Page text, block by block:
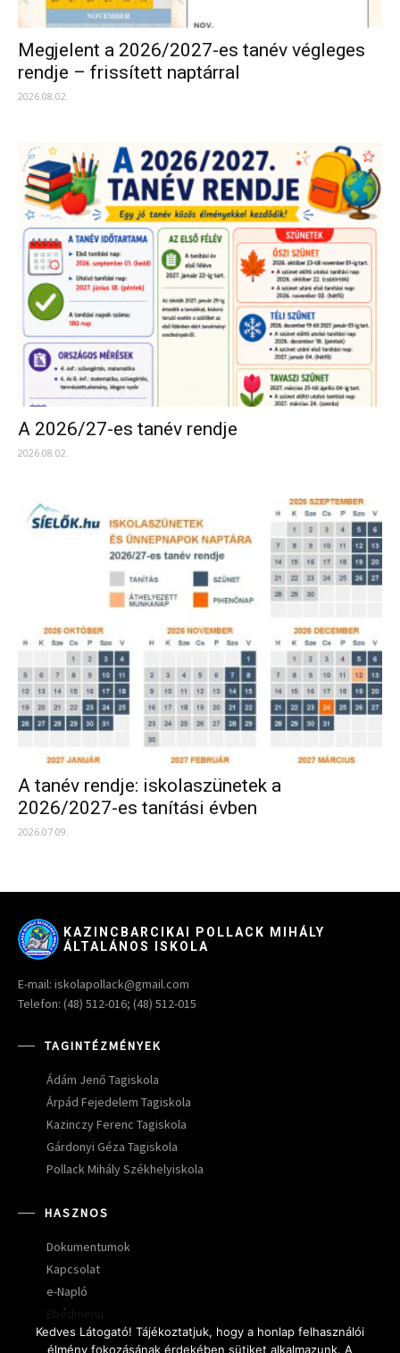
Megjelent a 2026/2027-es tanév végleges
rendje – frissített naptárral
2026.08.02.
A 2026/27-es tanév rendje
2026.08.02.
A tanév rendje: iskolaszünetek a
2026/2027-es tanítási évben
2026.07.09.
KAZINCBARCIKAI POLLACK MIHÁLY
ÁLTALÁNOS ISKOLA
E-mail: iskolapollack@gmail.com
Telefon: (48) 512-016; (48) 512-015
TAGINTÉZMÉNYEK
Ádám Jenő Tagiskola
Árpád Fejedelem Tagiskola
Kazinczy Ferenc Tagiskola
Gárdonyi Géza Tagiskola
Pollack Mihály Székhelyiskola
HASZNOS
Dokumentumok
Kapcsolat
e-Napló
Ebédmenü
Kedves Látogató! Tájékoztatjuk, hogy a honlap felhasználói
élmény fokozásának érdekében sütiket alkalmazunk. A